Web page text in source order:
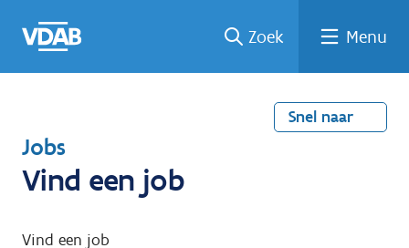
naar
een
een
job
naar
Zoek Menu
Snel naar
T
e
u
Jobs
Vind een job
Vind een job